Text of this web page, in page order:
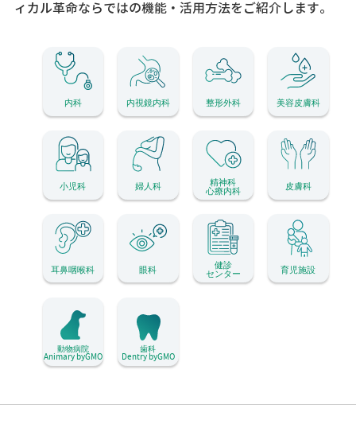
ィカル革命ならではの機能・活用方法をご紹介します。
内科 内視鏡内科 整形外科 美容皮膚科
小児科 婦人科 精神科
心療内科 皮膚科
耳鼻咽喉科 眼科 健診
センター 育児施設
動物病院
Animary byGMO
歯科
Dentry byGMO